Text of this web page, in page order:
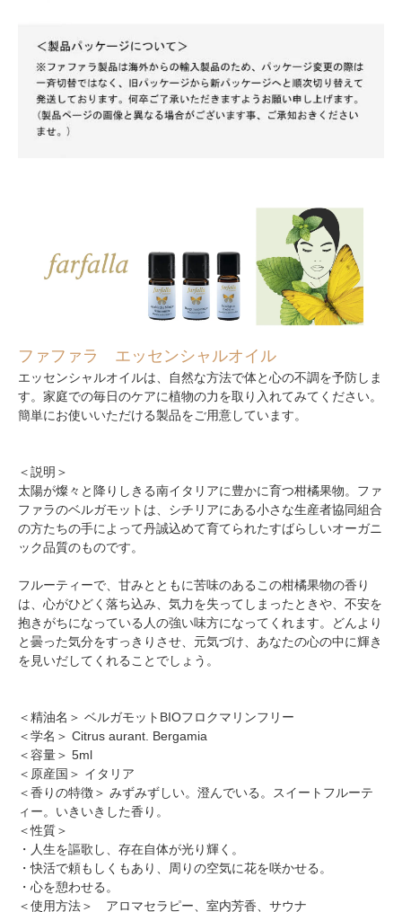
ファファラ エッセンシャルオイル
エッセンシャルオイルは、自然な方法で体と心の不調を予防しま
す。家庭での毎日のケアに植物の力を取り入れてみてください。
簡単にお使いいただける製品をご用意しています。
＜説明＞
太陽が燦々と降りしきる南イタリアに豊かに育つ柑橘果物。ファ
ファラのベルガモットは、シチリアにある小さな生産者協同組合
の方たちの手によって丹誠込めて育てられたすばらしいオーガニ
ック品質のものです。
フルーティーで、甘みとともに苦味のあるこの柑橘果物の香り
は、心がひどく落ち込み、気力を失ってしまったときや、不安を
抱きがちになっている人の強い味方になってくれます。どんより
と曇った気分をすっきりさせ、元気づけ、あなたの心の中に輝き
を見いだしてくれることでしょう。
＜精油名＞ ベルガモットBIOフロクマリンフリー
＜学名＞ Citrus aurant. Bergamia
＜容量＞ 5ml
＜原産国＞ イタリア
＜香りの特徴＞ みずみずしい。澄んでいる。スイートフルーテ
ィー。いきいきした香り。
＜性質＞
・人生を謳歌し、存在自体が光り輝く。
・快活で頼もしくもあり、周りの空気に花を咲かせる。
・心を憩わせる。
＜使用方法＞ アロマセラピー、室内芳香、サウナ